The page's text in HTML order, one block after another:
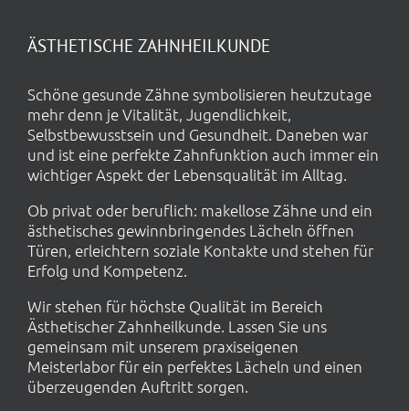
ÄSTHETISCHE ZAHNHEILKUNDE
Schöne gesunde Zähne symbolisieren heutzutage
mehr denn je Vitalität, Jugendlichkeit,
Selbstbewusstsein und Gesundheit. Daneben war
und ist eine perfekte Zahnfunktion auch immer ein
wichtiger Aspekt der Lebensqualität im Alltag.
Ob privat oder beruflich: makellose Zähne und ein
ästhetisches gewinnbringendes Lächeln öffnen
Türen, erleichtern soziale Kontakte und stehen für
Erfolg und Kompetenz.
Wir stehen für höchste Qualität im Bereich
Ästhetischer Zahnheilkunde. Lassen Sie uns
gemeinsam mit unserem praxiseigenen
Meisterlabor für ein perfektes Lächeln und einen
überzeugenden Auftritt sorgen.